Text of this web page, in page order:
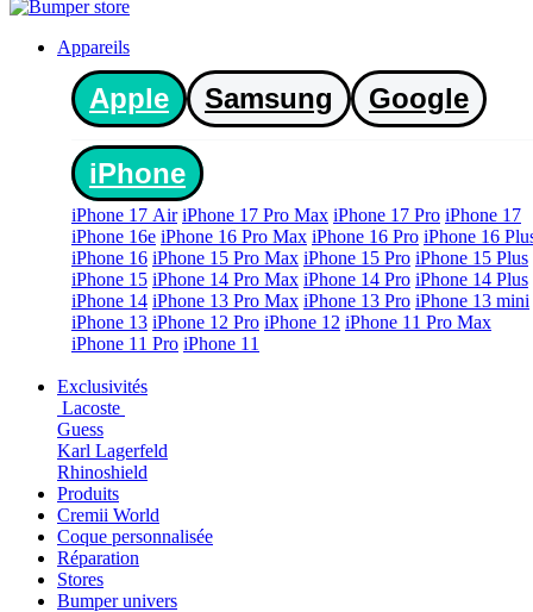
Appareils
Apple Samsung Google
iPhone
iPhone 17 Air iPhone 17 Pro Max iPhone 17 Pro iPhone 17
iPhone 16e iPhone 16 Pro Max iPhone 16 Pro iPhone 16
iPhone 16 iPhone 15 Pro Max iPhone 15 Pro iPhone 15 Plus
iPhone 15 iPhone 14 Pro Max iPhone 14 Pro iPhone 14 Plus
iPhone 14 iPhone 13 Pro Max iPhone 13 Pro iPhone 13 mini
iPhone 13 iPhone 12 Pro iPhone 12 iPhone 11 Pro Max
iPhone 11 Pro iPhone 11
Exclusivités
Lacoste
Guess
Karl Lagerfeld
Rhinoshield
Produits
Cremii World
Coque personnalisée
Réparation
Stores
Bumper univers